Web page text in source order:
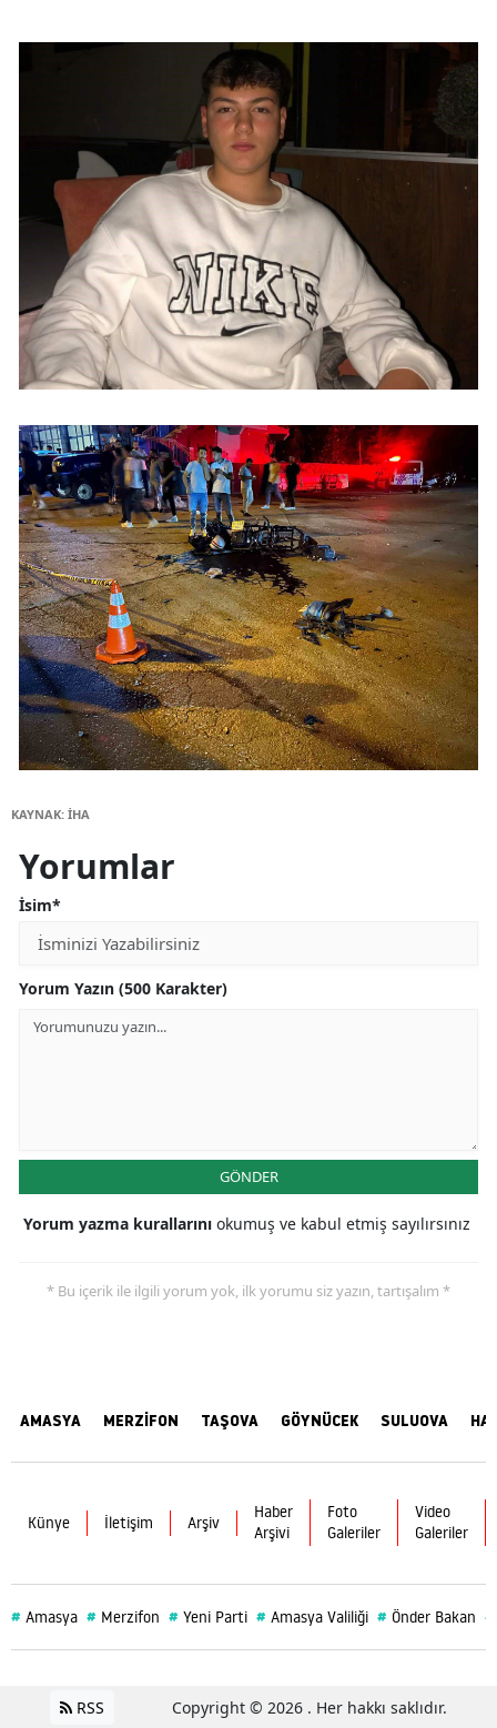
KAYNAK: İHA
Yorumlar
İsim*
Yorum Yazın (500 Karakter)
GÖNDER
Yorum yazma kurallarını okumuş ve kabul etmiş sayılırsınız
* Bu içerik ile ilgili yorum yok, ilk yorumu siz yazın, tartışalım *
AMASYA MERZİFON TAŞOVA GÖYNÜCEK SULUOVA
Künye İletişim Arşiv
Haber
Arşivi
Foto
Galeriler
Video
Galeriler
# Amasya # Merzifon # Yeni Parti # Amasya Valiliği # Önder Bakan #
RSS Copyright © 2026 . Her hakkı saklıdır.